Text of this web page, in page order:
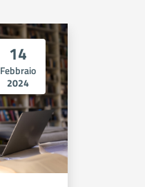
14
Febbraio
2024